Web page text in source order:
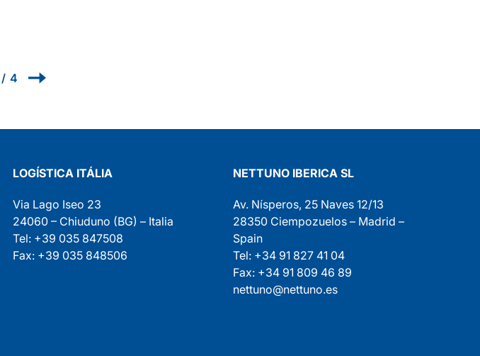
/ 4
LOGÍSTICA ITÁLIA
Via Lago Iseo 23
24060 – Chiuduno (BG) – Italia
Tel: +39 035 847508
Fax: +39 035 848506
NETTUNO IBERICA SL
Av. Nísperos, 25 Naves 12/13
28350 Ciempozuelos – Madrid –
Spain
Tel: +34 91 827 41 04
Fax: +34 91 809 46 89
nettuno@nettuno.es